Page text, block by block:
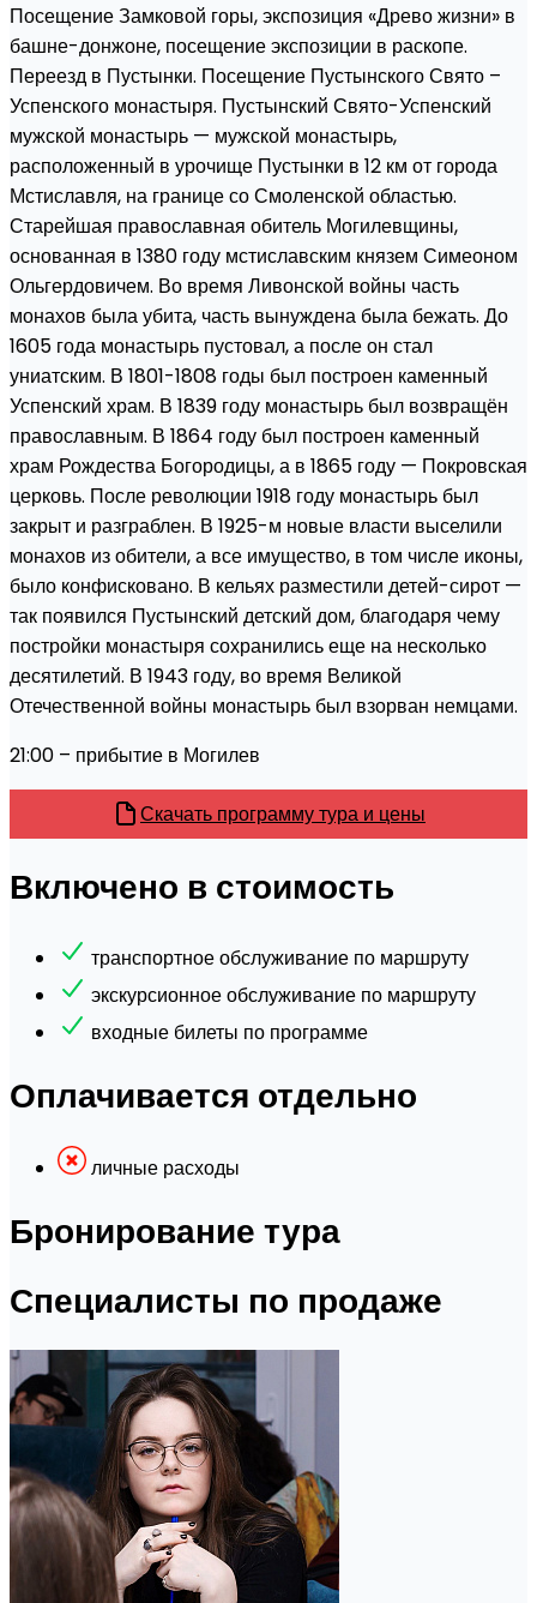
Посещение Замковой горы, экспозиция «Древо жизни» в
башне-донжоне, посещение экспозиции в раскопе.
Переезд в Пустынки. Посещение Пустынского Свято –
Успенского монастыря. Пустынский Свято-Успенский
мужской монастырь — мужской монастырь,
расположенный в урочище Пустынки в 12 км от города
Мстиславля, на границе со Смоленской областью.
Старейшая православная обитель Могилевщины,
основанная в 1380 году мстиславским князем Симеоном
Ольгердовичем. Во время Ливонской войны часть
монахов была убита, часть вынуждена была бежать. До
1605 года монастырь пустовал, а после он стал
униатским. В 1801-1808 годы был построен каменный
Успенский храм. В 1839 году монастырь был возвращён
православным. В 1864 году был построен каменный
храм Рождества Богородицы, а в 1865 году — Покровская
церковь. После революции 1918 году монастырь был
закрыт и разграблен. В 1925-м новые власти выселили
монахов из обители, а все имущество, в том числе иконы,
было конфисковано. В кельях разместили детей-сирот —
так появился Пустынский детский дом, благодаря чему
постройки монастыря сохранились еще на несколько
десятилетий. В 1943 году, во время Великой
Отечественной войны монастырь был взорван немцами.
21:00 – прибытие в Могилев
Скачать программу тура и цены
Включено в стоимость
транспортное обслуживание по маршруту
экскурсионное обслуживание по маршруту
входные билеты по программе
Оплачивается отдельно
личные расходы
Бронирование тура
Специалисты по продаже